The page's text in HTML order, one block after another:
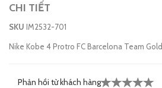
CHI TIẾT
SKU IM2532-701
Nike Kobe 4 Protro FC Barcelona Team Gold
Phản hồi từ khách hàng